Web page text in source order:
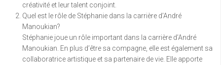
créativité et leur talent conjoint.
Quel est le rôle de Stéphanie dans la carrière d’André
Manoukian?
Stéphanie joue un rôle important dans la carrière d’André
Manoukian. En plus d’être sa compagne, elle est également sa
collaboratrice artistique et sa partenaire de vie. Elle apporte